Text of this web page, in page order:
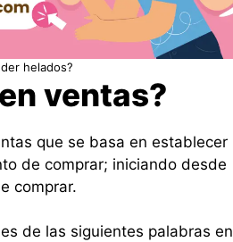
helados?
ventas?
que se basa en establecer
de comprar; iniciando desde
comprar.
de las siguientes palabras en